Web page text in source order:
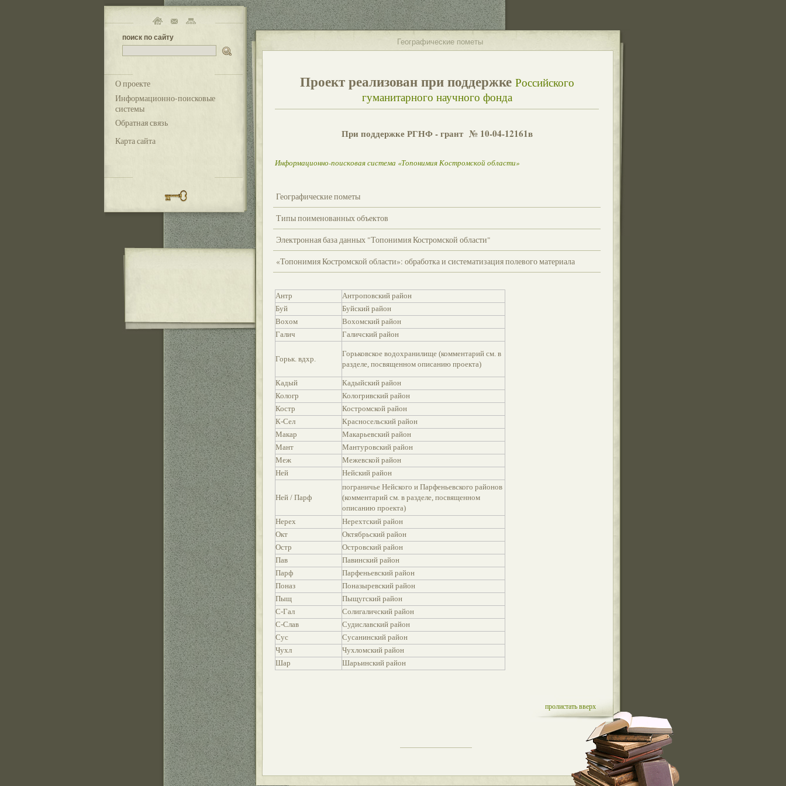
поиск по сайту
О проекте
Информационно-поисковые
системы
Обратная связь
Карта сайта
Географические пометы
Проект реализован при поддержке Российского
гуманитарного научного фонда
При поддержке РГНФ - грант № 10-04-12161в
Информационно-поисковая система «Топонимия Костромской области»
Географические пометы
Типы поименованных объектов
Электронная база данных "Топонимия Костромской области"
«Топонимия Костромской области»: обработка и систематизация полевого материала
Антр
Антроповский район
Буй
Буйский район
Вохом
Вохомский район
Галич
Галичский район
Горьк. вдхр.
Горьковское водохранилище (комментарий см. в
разделе, посвященном описанию проекта)
Кадый
Кадыйский район
Кологр
Кологривский район
Костр
Костромской район
К-Сел
Красносельский район
Макар
Макарьевский район
Мант
Мантуровский район
Меж
Межевской район
Ней
Нейский район
Ней / Парф
пограничье Нейского и Парфеньевского районов
(комментарий см. в разделе, посвященном
описанию проекта)
Нерех
Нерехтский район
Окт
Октябрьский район
Остр
Островский район
Пав
Павинский район
Парф
Парфеньевский район
Поназ
Поназыревский район
Пыщ
Пыщугский район
С-Гал
Солигаличский район
С-Слав
Судиславский район
Сус
Сусанинский район
Чухл
Чухломский район
Шар
Шарьинский район
пролистать вверх